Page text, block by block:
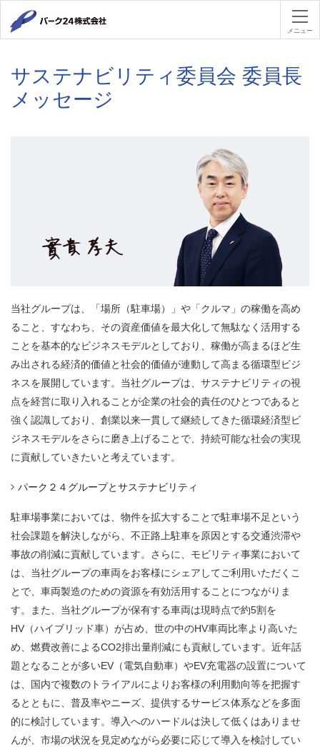
パーク２
メニュー
サステナビリティ委員会 委員長
メッセージ​
当社グループは、「場所（駐車場）」や「クルマ」の稼働を高め
ること、すなわち、その資産価値を最大化して無駄なく活用する
ことを基本的なビジネスモデルとしており、稼働が高まるほど生
み出される経済的価値と社会的価値が連動して高まる循環型ビジ
ネスを展開しています。当社グループは、サステナビリティの視
点を経営に取り入れることが企業の社会的責任のひとつであると
強く認識しており、創業以来一貫して継続してきた循環経済型ビ
ジネスモデルをさらに磨き上げることで、持続可能な社会の実現
に貢献していきたいと考えています。
パーク２４グループとサステナビリティ​
駐車場事業においては、物件を拡大することで駐車場不足という
社会課題を解決しながら、不正路上駐車を原因とする交通渋滞や
事故の削減に貢献しています。さらに、モビリティ事業において
は、当社グループの車両をお客様にシェアしてご利用いただくこ
とで、車両製造のための資源を有効活用することにつながりま
す。また、当社グループが保有する車両は現時点で約5割を
HV（ハイブリッド車）が占め、世の中のHV車両比率より高いた
め、燃費改善によるCO2排出量削減にも貢献しています。近年話
題となることが多いEV（電気自動車）やEV充電器の設置について
は、国内で複数のトライアルによりお客様の利用動向等を把握す
るとともに、普及率やニーズ、提供するサービス体系などを多面
的に検討しています。導入へのハードルは決して低くはありませ
んが、市場の状況を見定めながら必要に応じて導入を検討してい